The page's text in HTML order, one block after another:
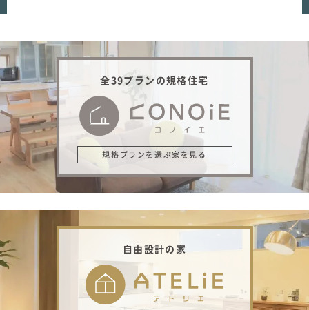
全39プランの規格住宅
規格プランを選ぶ家を見る
自由設計の家